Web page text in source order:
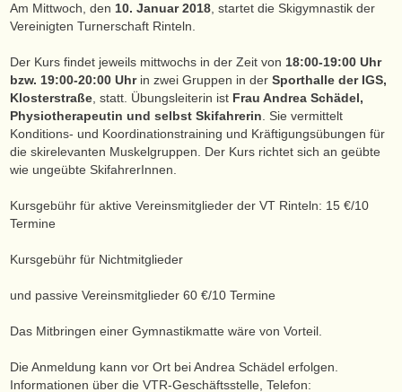
Am Mittwoch, den 10. Januar 2018 , startet die Skigymnastik der
Vereinigten Turnerschaft Rinteln.
Der Kurs findet jeweils mittwochs in der Zeit von 18:00-19:00 Uhr
bzw. 19:00-20:00 Uhrin zwei Gruppen in derSporthalle der IGS,
Klosterstraße , statt. Übungsleiterin ist Frau Andrea Schädel,
Physiotherapeutin und selbst Skifahrerin . Sie vermittelt
Konditions- und Koordinationstraining und Kräftigungsübungen für
die skirelevanten Muskelgruppen. Der Kurs richtet sich an geübte
wie ungeübte SkifahrerInnen.
Kursgebühr für aktive Vereinsmitglieder der VT Rinteln: 15 €/10
Termine
Kursgebühr für Nichtmitglieder
und passive Vereinsmitglieder 60 €/10 Termine
Das Mitbringen einer Gymnastikmatte wäre von Vorteil.
Die Anmeldung kann vor Ort bei Andrea Schädel erfolgen.
Informationen über die VTR-Geschäftsstelle, Telefon: